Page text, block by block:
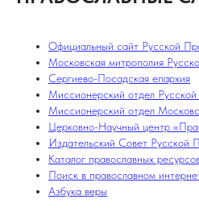
Официальный сайт Русской
Московская митрополия
Сергиево-Посадская епархия
Миссионерский отдел
Миссионерский отдел
Церковно-Научный центр
Издательский Совет Русской
Каталог православных
Поиск в православном
Азбука веры